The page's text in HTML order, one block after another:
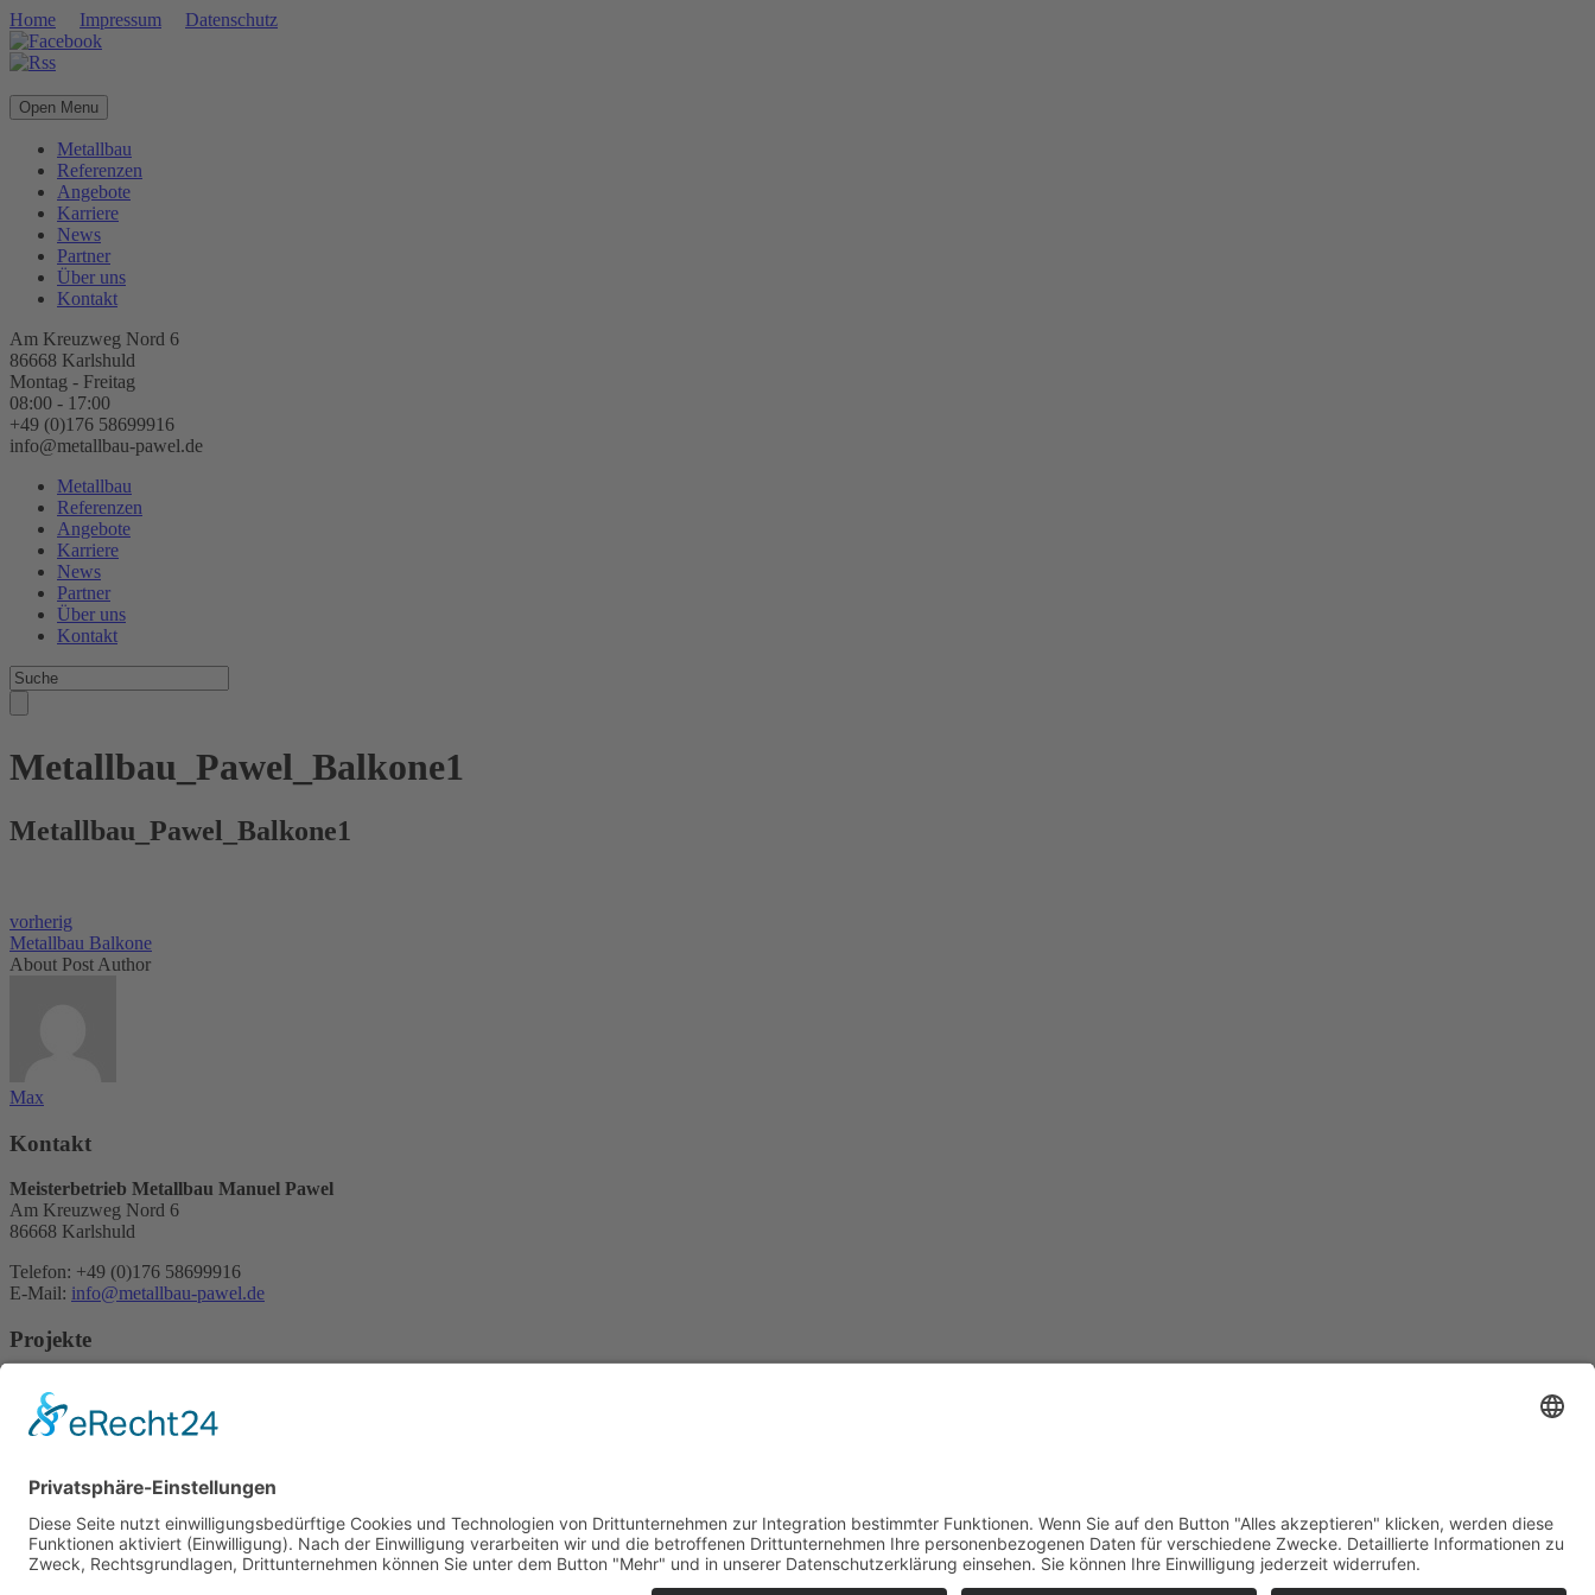
Home Impressum Datenschutz
Open Menu
Metallbau
Referenzen
Angebote
Karriere
News
Partner
Über uns
Kontakt
Am Kreuzweg Nord 6
86668 Karlshuld
Montag - Freitag
08:00 - 17:00
+49 (0)176 58699916
info@metallbau-pawel.de
Metallbau
Referenzen
Angebote
Karriere
News
Partner
Über uns
Kontakt
Metallbau_Pawel_Balkone1
Metallbau_Pawel_Balkone1
vorherig
Metallbau Balkone
About Post Author
Max
Kontakt
Meisterbetrieb Metallbau Manuel Pawel
Am Kreuzweg Nord 6
86668 Karlshuld
Telefon: +49 (0)176 58699916
E-Mail: info@metallbau-pawel.de
Projekte
Ausbildung